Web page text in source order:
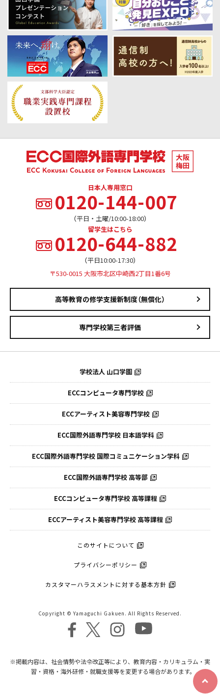
日本人専用窓口
0120-144-007
（平日・土曜/10:00-18:00）
留学生はこちら
0120-644-882
（平日10:00-17:30）
〒530-0015 大阪市北区中崎西2丁目1番6号
高等教育の修学支援新制度（無償化）
専門学校第三者評価
学校法人 山口学園
ECCコンピュータ専門学校
ECCアーティスト美容専門学校
ECC国際外語専門学校 日本語学科
ECC国際外語専門学校 国際コミュニケーション学科
ECC国際外語専門学校 高等部
ECCコンピュータ専門学校 高等課程
ECCアーティスト美容専門学校 高等課程
このサイトについて
プライバシーポリシー
カスタマーハラスメントに対する基本方針
Copyright © Yamaguchi Gakuen. All Rights Reserved.
※掲載内容は、社会情勢や法令改正等により、教育内容・カリキュラム・実
習・資格・海外研修・就職支援等を変更する場合があります。